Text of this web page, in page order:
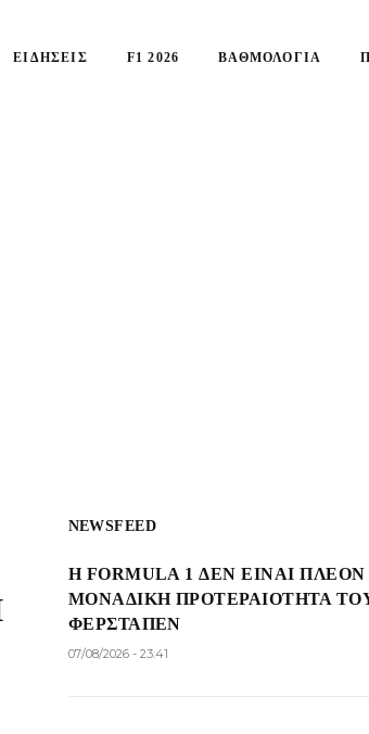
ΕΙΔΉΣΕΙΣ F1 2026 ΒΑΘΜΟΛΟΓΊΑ
NEWSFEED
Η FORMULA 1 ΔΕΝ ΕΊΝΑΙ
ΜΟΝΑΔΙΚΉ ΠΡΟΤΕΡΑΙΌΤΗΤΑ
ΦΕΡΣΤΆΠΕΝ
07/08/2026 - 23:41